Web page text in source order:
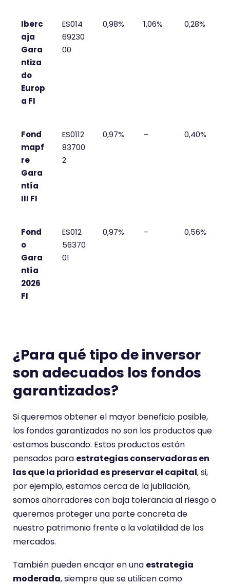
Iberc
aja
Gara
ntiza
do
Europ
a FI
ES014
69230
00
0,98% 1,06% 0,28%
Fond
mapf
re
Gara
ntía
III FI
ES0112
83700
2
0,97% – 0,40%
Fond
o
Gara
ntía
2026
FI
ES012
56370
01
0,97% – 0,56%
¿Para qué tipo de inversor
son adecuados los fondos
garantizados?
Si queremos obtener el mayor beneficio posible,
los fondos garantizados no son los productos que
estamos buscando. Estos productos están
pensados para estrategias conservadoras en
las que la prioridad es preservar el capital, si,
por ejemplo, estamos cerca de la jubilación,
somos ahorradores con baja tolerancia al riesgo o
queremos proteger una parte concreta de
nuestro patrimonio frente a la volatilidad de los
mercados.
También pueden encajar en una estrategia
moderada, siempre que se utilicen como